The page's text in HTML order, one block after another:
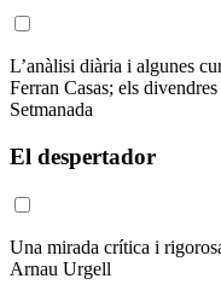
L’anàlisi diària i algunes
Ferran Casas; els
Setmanada
El despertador
Una mirada crítica i
Arnau Urgell